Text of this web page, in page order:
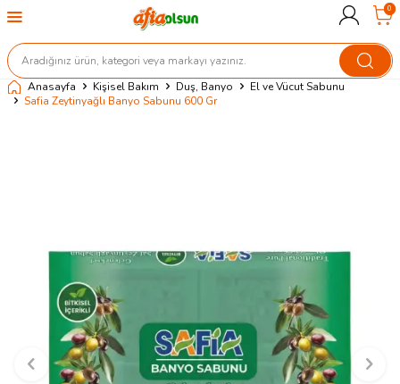
0
Anasayfa Kişisel Bakım Duş, Banyo
El ve Vücut Sabunu
Safia Zeytinyağlı Banyo Sabunu 600 Gr